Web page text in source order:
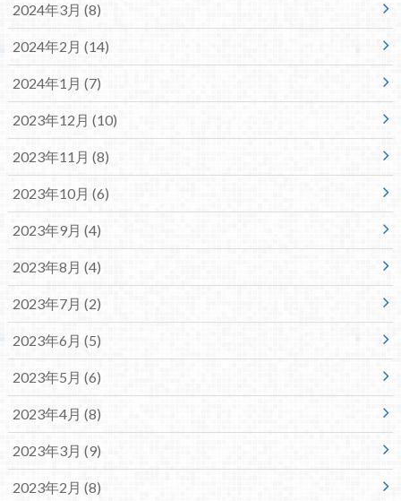
2024年3月 (8)
2024年2月 (14)
2024年1月 (7)
2023年12月 (10)
2023年11月 (8)
2023年10月 (6)
2023年9月 (4)
2023年8月 (4)
2023年7月 (2)
2023年6月 (5)
2023年5月 (6)
2023年4月 (8)
2023年3月 (9)
2023年2月 (8)